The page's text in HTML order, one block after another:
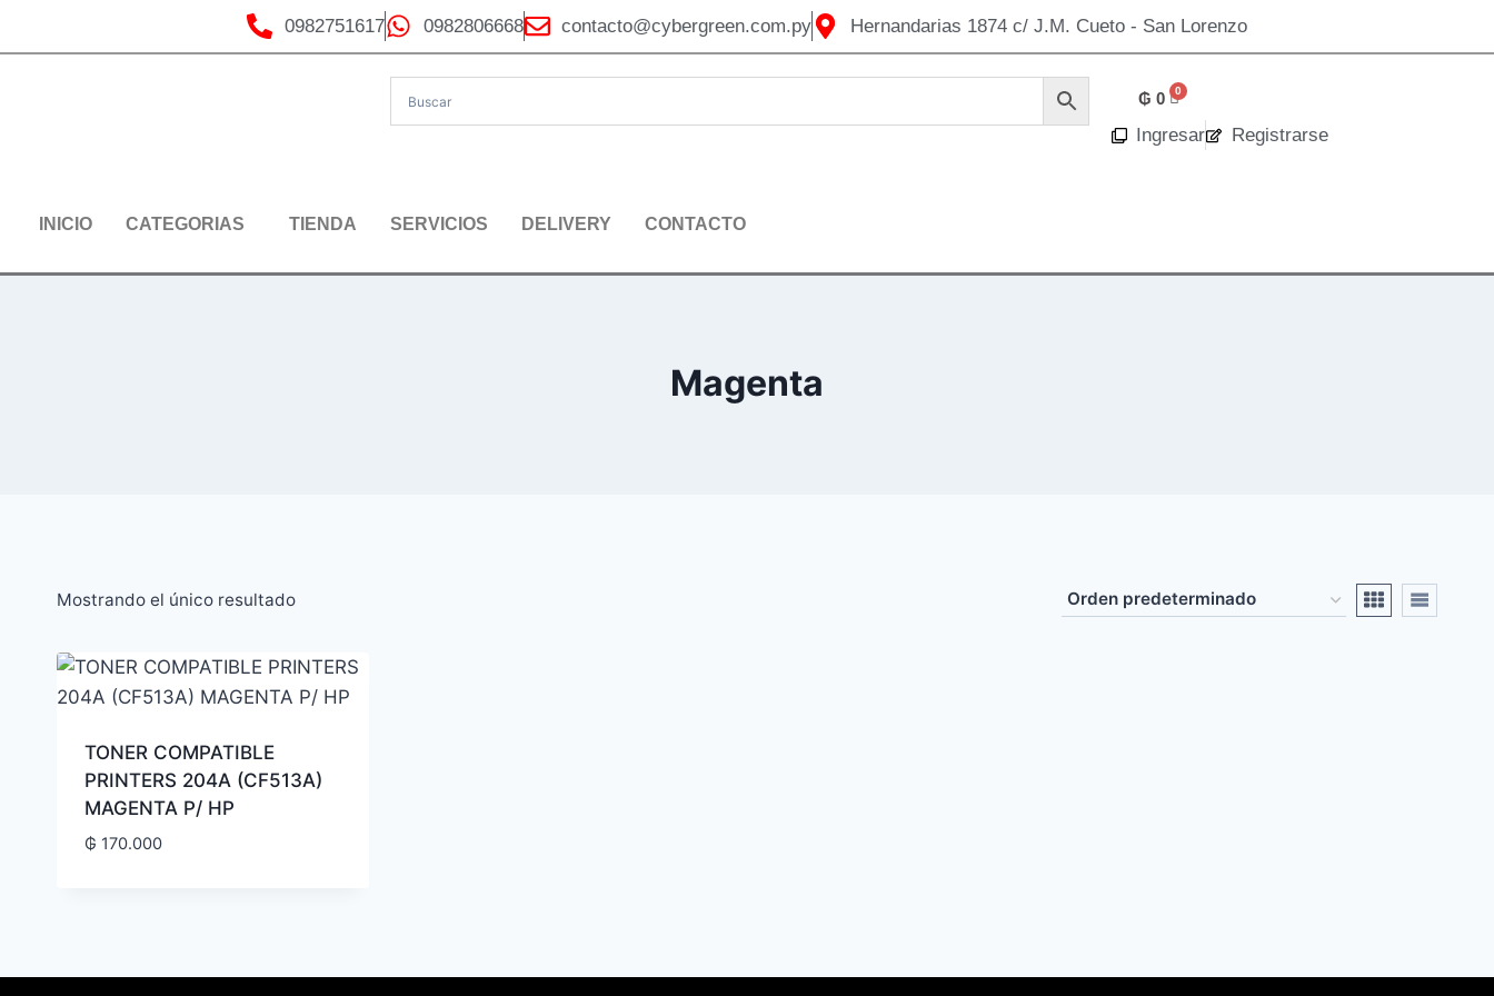
0982751617 0982806668 contacto@cybergreen.com.py Hernandarias 1874 c/ J.M. Cueto - San Lorenzo
₲ 0
Ingresar Registrarse
INICIO CATEGORIAS TIENDA SERVICIOS DELIVERY CONTACTO
Magenta
Mostrando el único resultado
TONER COMPATIBLE
PRINTERS 204A (CF513A)
MAGENTA P/ HP
₲ 170.000